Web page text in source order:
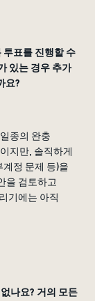
투표를 진행할 수
있는 경우 추가
요?
종의 완충
지만, 솔직하게
정 문제 등)을
을 검토하고
기에는 아직
나요? 거의 모든